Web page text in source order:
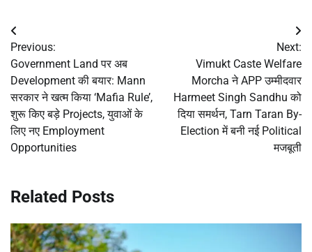
Post
navigation
Previous:
Government Land पर अब
Development की बयार: Mann
सरकार ने खत्म किया ‘Mafia Rule’,
शुरू किए बड़े Projects, युवाओं के
लिए नए Employment
Opportunities
Next:
Vimukt Caste Welfare
Morcha ने APP उम्मीदवार
Harmeet Singh Sandhu को
दिया समर्थन, Tarn Taran By-
Election में बनी नई Political
मजबूती
Related Posts